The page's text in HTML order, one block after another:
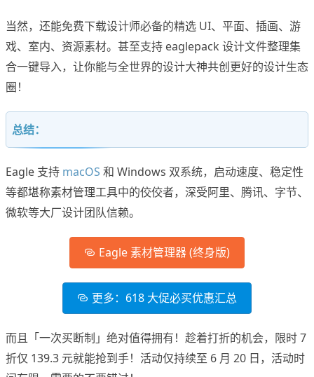
当然，还能免费下载设计师必备的精选 UI、平面、插画、游
戏、室内、资源素材。甚至支持 eaglepack 设计文件整理集
合一键导入，让你能与全世界的设计大神共创更好的设计生态
圈！
总结：
Eagle 支持 macOS 和 Windows 双系统，启动速度、稳定性
等都堪称素材管理工具中的佼佼者，深受阿里、腾讯、字节、
微软等大厂设计团队信赖。
Eagle 素材管理器 (终身版)
更多：618 大促必买优惠汇总
而且「一次买断制」绝对值得拥有！趁着打折的机会，限时 7
折仅 139.3 元就能抢到手！活动仅持续至 6 月 20 日，活动时